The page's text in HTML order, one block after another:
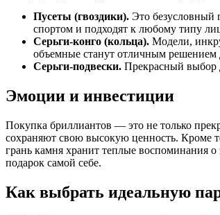
Пусеты (гвоздики). Это безусловный
спортом и подходят к любому типу
Серьги-конго (кольца). Модели,
объемные станут отличным решением
Серьги-подвески. Прекрасный выбор
Эмоции и инвестиции
Покупка бриллиантов — это не только
сохраняют свою высокую ценность. Кроме
грань камня хранит теплые воспоминания
подарок самой себе.
Как выбрать идеальную